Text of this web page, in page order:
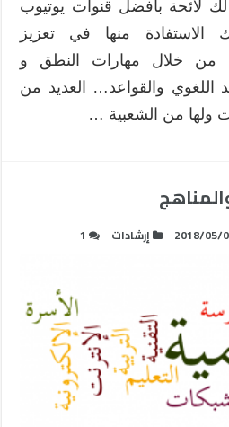
لائحة بأفضل قنوات يوتيوب
الاستفادة منها في تعزيز
من خلال مهارات النطق و
اللغوي والقواعد… العديد من
ولها من الشعبية …
2018/05/ إرشادات 1